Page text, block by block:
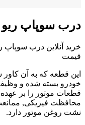
درب سوپاپ ریو
خرید آنلاین درب سوپاپ
قیمت
این قطعه که به آن
خودرو بسته شده و
قطعات موتور را بر
محافظت فیزیکی,
نشت روغن موتور دارد.